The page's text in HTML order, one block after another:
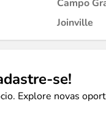
Campo
Joinville
se!
Explore novas